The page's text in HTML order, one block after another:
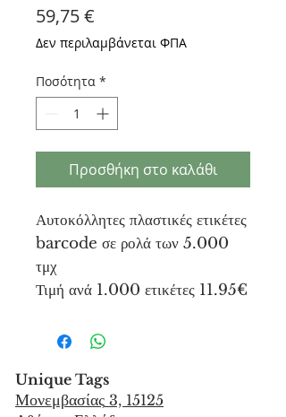
59,75 €
Δεν περιλαμβάνεται ΦΠΑ
Ποσότητα *
Προσθήκη στο καλάθι
Αυτοκόλλητες πλαστικές ετικέτες
barcode σε ρολά των 5.000
τμχ
Τιμή ανά 1.000 ετικέτες 11.95€
Unique Tags
Μονεμβασίας 3, 15125